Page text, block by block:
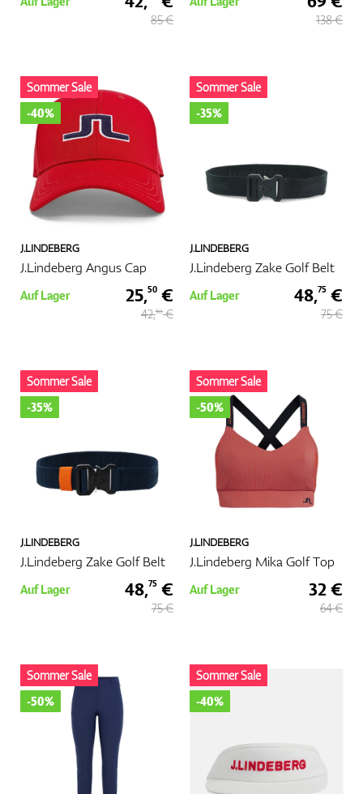
85 € 138 €
J.LINDEBERG
J.Lindeberg Angus Cap
Sommer Sale
-40%
Auf Lager 25,50 €
42,50€
J.LINDEBERG
J.Lindeberg Zake Golf Belt
Sommer Sale
-35%
Auf Lager 48,75 €
75 €
J.LINDEBERG
J.Lindeberg Zake Golf Belt
Sommer Sale
-35%
Auf Lager 48,75 €
75 €
J.LINDEBERG
J.Lindeberg Mika Golf Top
Sommer Sale
-50%
Auf Lager 32 €
64 €
Sommer Sale
-50%
Sommer Sale
-40%